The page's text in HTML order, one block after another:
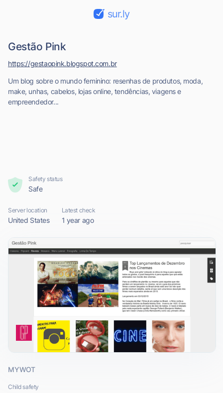
sur.ly
Gestão Pink
Um blog sobre o mundo feminino: resenhas de produtos, moda,
make, unhas, cabelos, lojas online, tendências, viagens e
empreendedor...
https://gestaopink.blogspot.com.br
Safety status
Safe
Server location
United States
Latest check
1 year ago
MYWOT
Child safety